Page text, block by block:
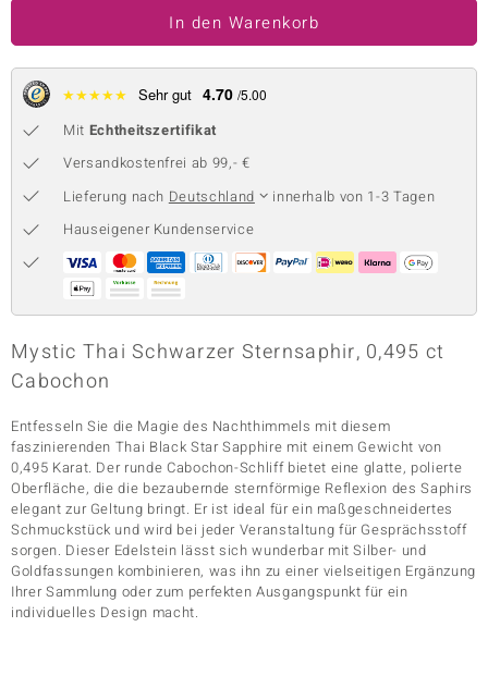
Collection
BY DE MELO
Collection
Classics
In den Warenkorb
★★★★★ Sehr gut 4.70 /5.00
Mit Echtheitszertifikat
Versandkostenfrei ab 99,- €
Lieferung nach Deutschland
innerhalb von 1-3 Tagen
Hauseigener Kundenservice
Mystic Thai Schwarzer Sternsaphir, 0,495 ct
Cabochon
Entfesseln Sie die Magie des Nachthimmels mit diesem
faszinierenden Thai Black Star Sapphire mit einem Gewicht von
0,495 Karat. Der runde Cabochon-Schliff bietet eine glatte, polierte
Oberfläche, die die bezaubernde sternförmige Reflexion des Saphirs
elegant zur Geltung bringt. Er ist ideal für ein maßgeschneidertes
Schmuckstück und wird bei jeder Veranstaltung für Gesprächsstoff
sorgen. Dieser Edelstein lässt sich wunderbar mit Silber- und
Goldfassungen kombinieren, was ihn zu einer vielseitigen Ergänzung
Ihrer Sammlung oder zum perfekten Ausgangspunkt für ein
individuelles Design macht.